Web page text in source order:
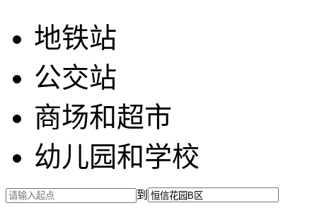
地铁站
公交站
商场和超市
幼儿园和学校
到